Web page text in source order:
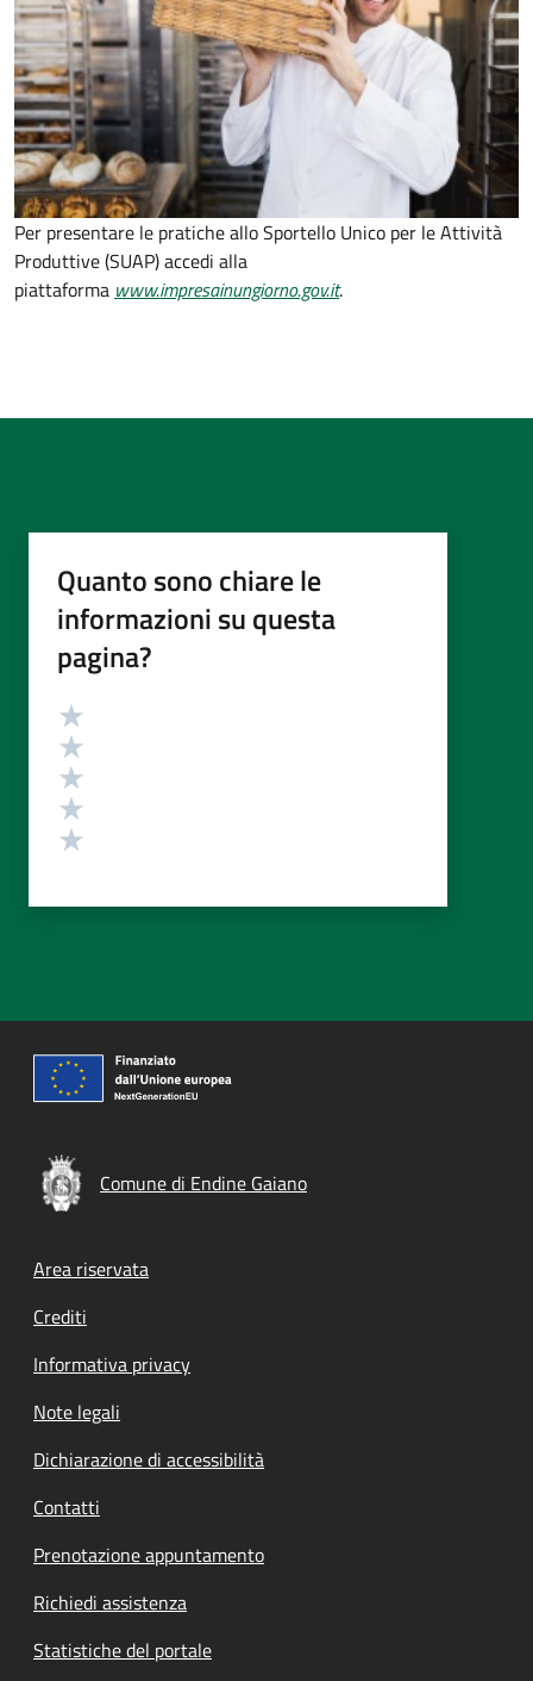
Per presentare le pratiche allo Sportello Unico per le Attività
Produttive (SUAP) accedi alla
piattaforma www.impresainungiorno.gov.it.
Quanto sono chiare le
informazioni su questa
pagina?
Valutazione
Comune di Endine Gaiano
Footer menu
Area riservata
Crediti
Informativa privacy
Note legali
Dichiarazione di accessibilità
Contatti
Prenotazione appuntamento
Richiedi assistenza
Statistiche del portale